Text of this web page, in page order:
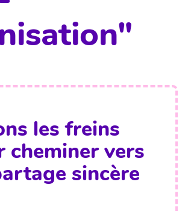
les freins
cheminer vers
sincère